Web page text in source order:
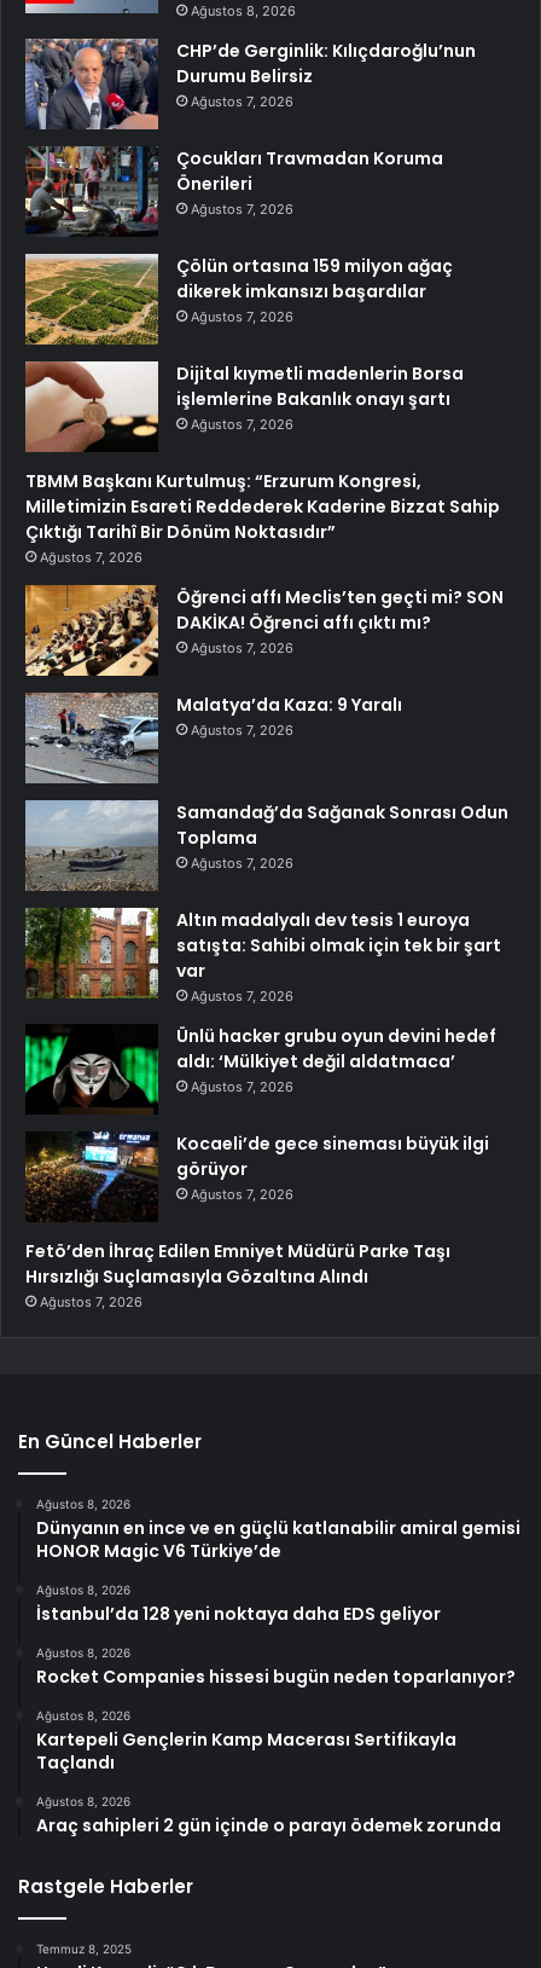
Ağustos 8, 2026
CHP’de Gerginlik: Kılıçdaroğlu’nun
Durumu Belirsiz
Ağustos 7, 2026
Çocukları Travmadan Koruma
Önerileri
Ağustos 7, 2026
Çölün ortasına 159 milyon ağaç
dikerek imkansızı başardılar
Ağustos 7, 2026
Dijital kıymetli madenlerin Borsa
işlemlerine Bakanlık onayı şartı
Ağustos 7, 2026
TBMM Başkanı Kurtulmuş: “Erzurum Kongresi,
Milletimizin Esareti Reddederek Kaderine Bizzat Sahip
Çıktığı Tarihî Bir Dönüm Noktasıdır”
Ağustos 7, 2026
Öğrenci affı Meclis’ten geçti mi? SON
DAKİKA! Öğrenci affı çıktı mı?
Ağustos 7, 2026
Malatya’da Kaza: 9 Yaralı
Ağustos 7, 2026
Samandağ’da Sağanak Sonrası Odun
Toplama
Ağustos 7, 2026
Altın madalyalı dev tesis 1 euroya
satışta: Sahibi olmak için tek bir şart
var
Ağustos 7, 2026
Ünlü hacker grubu oyun devini hedef
aldı: ‘Mülkiyet değil aldatmaca’
Ağustos 7, 2026
Kocaeli’de gece sineması büyük ilgi
görüyor
Ağustos 7, 2026
Fetö’den İhraç Edilen Emniyet Müdürü Parke Taşı
Hırsızlığı Suçlamasıyla Gözaltına Alındı
Ağustos 7, 2026
En Güncel Haberler
Ağustos 8, 2026
Dünyanın en ince ve en güçlü katlanabilir amiral gemisi
HONOR Magic V6 Türkiye’de
Ağustos 8, 2026
İstanbul’da 128 yeni noktaya daha EDS geliyor
Ağustos 8, 2026
Rocket Companies hissesi bugün neden toparlanıyor?
Ağustos 8, 2026
Kartepeli Gençlerin Kamp Macerası Sertifikayla
Taçlandı
Ağustos 8, 2026
Araç sahipleri 2 gün içinde o parayı ödemek zorunda
Rastgele Haberler
Temmuz 8, 2025